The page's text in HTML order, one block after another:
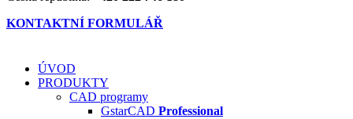
KONTAKTNÍ FORMULÁŘ
ÚVOD
PRODUKTY
CAD programy
GstarCAD Professional